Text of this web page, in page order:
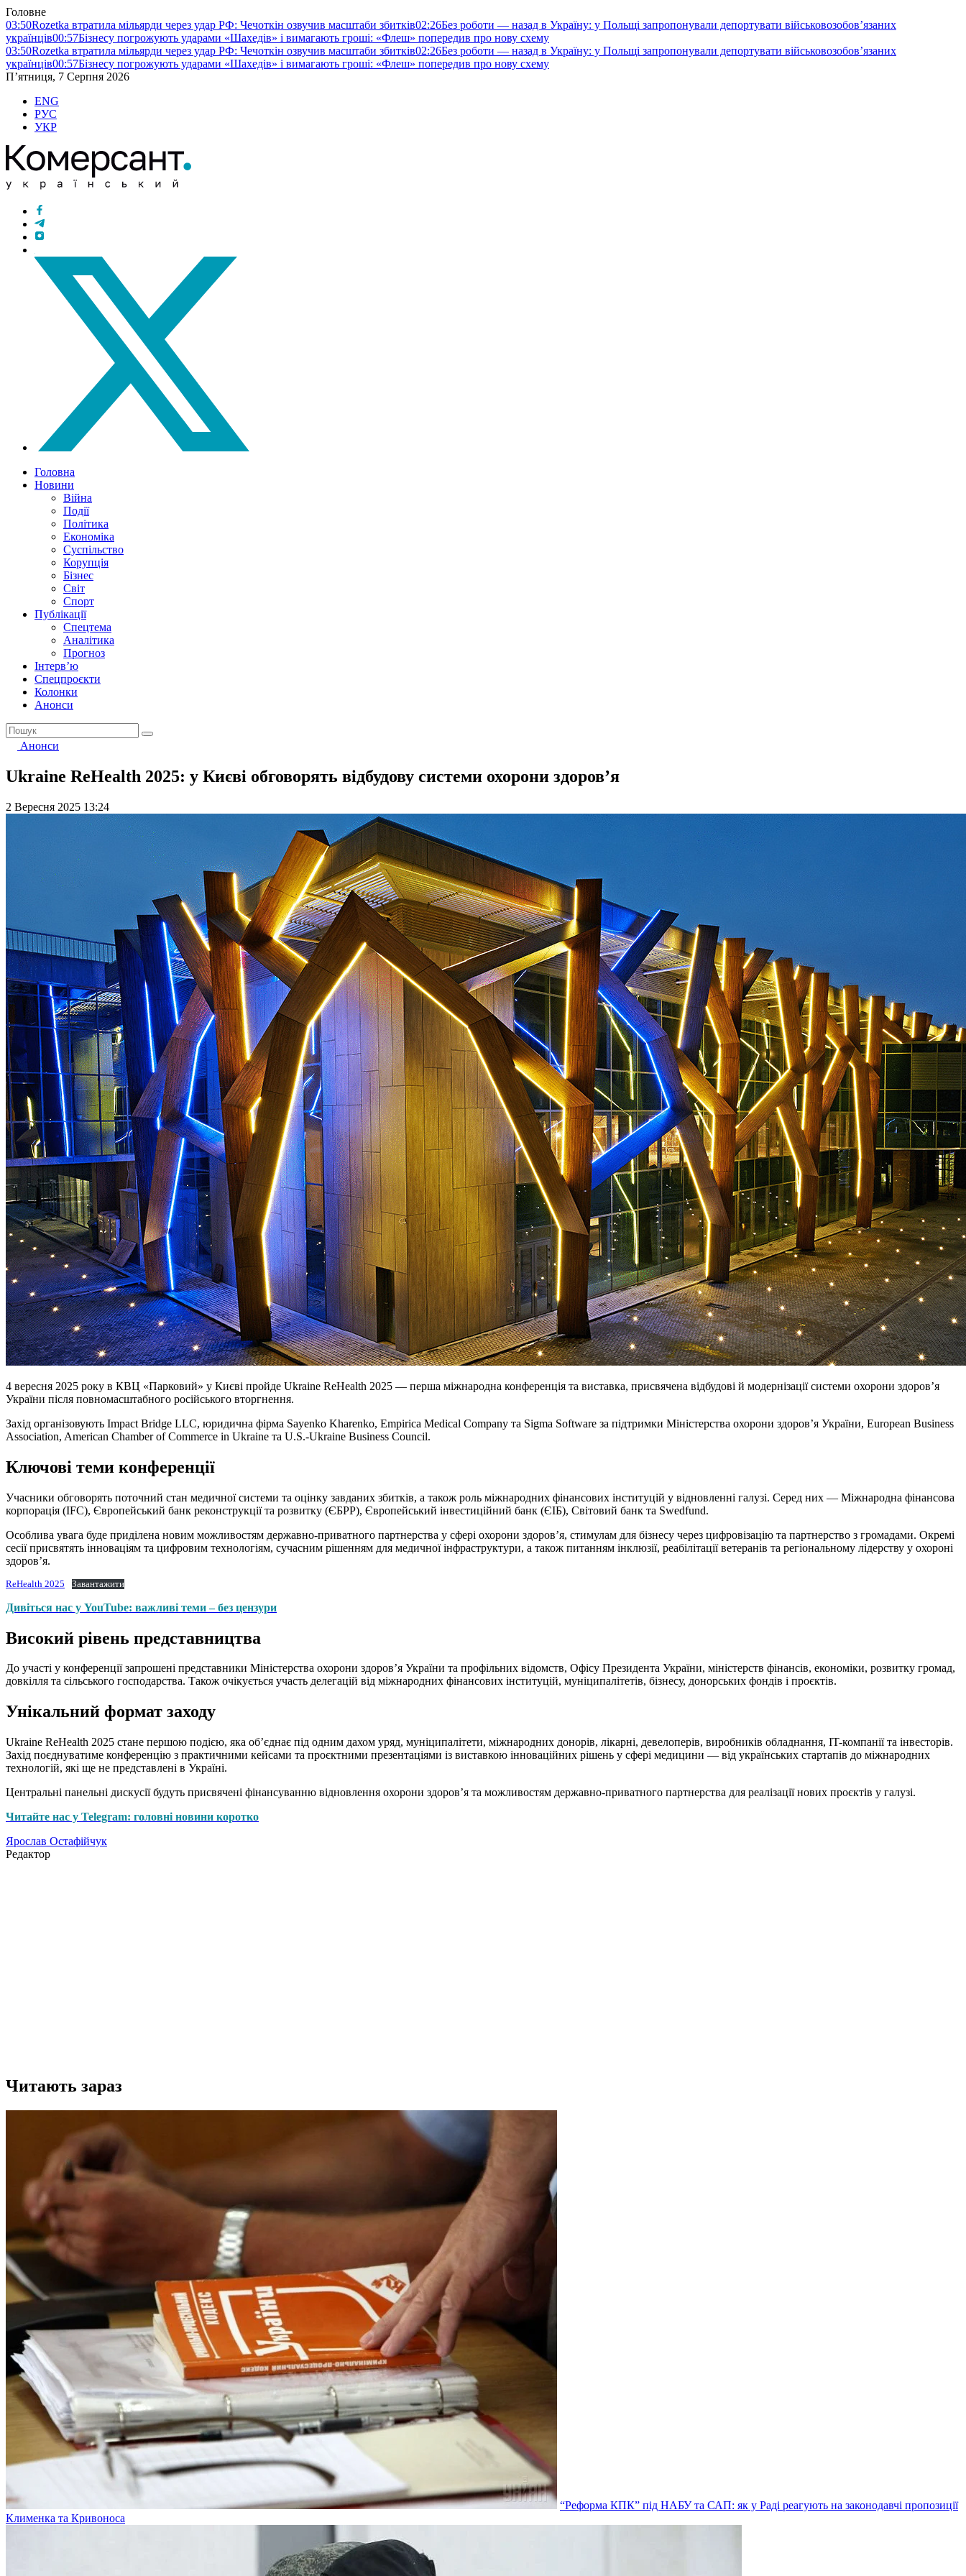
Головне
03:50Rozetka втратила мільярди через удар РФ: Чечоткін озвучив масштаби збитків02:26Без роботи — назад в Україну: у Польщі запропонували депортувати військовозобов’язаних
українців00:57Бізнесу погрожують ударами «Шахедів» і вимагають гроші: «Флеш» попередив про нову схему
03:50Rozetka втратила мільярди через удар РФ: Чечоткін озвучив масштаби збитків02:26Без роботи — назад в Україну: у Польщі запропонували депортувати військовозобов’язаних
українців00:57Бізнесу погрожують ударами «Шахедів» і вимагають гроші: «Флеш» попередив про нову схему
П’ятниця, 7 Серпня 2026
ENG
РУС
УКР
Головна
Новини
Війна
Події
Політика
Економіка
Суспільство
Корупція
Бізнес
Світ
Спорт
Публікації
Спецтема
Аналітика
Прогноз
Інтерв’ю
Спецпроєкти
Колонки
Анонси
Анонси
Ukraine ReHealth 2025: у Києві обговорять відбудову системи охорони здоров’я
2 Вересня 2025 13:24
4 вересня 2025 року в КВЦ «Парковий» у Києві пройде Ukraine ReHealth 2025 — перша міжнародна конференція та виставка, присвячена відбудові й модернізації системи охорони здоров’я
України після повномасштабного російського вторгнення.
Захід організовують Impact Bridge LLC, юридична фірма Sayenko Kharenko, Empirica Medical Company та Sigma Software за підтримки Міністерства охорони здоров’я України, European Business
Association, American Chamber of Commerce in Ukraine та U.S.-Ukraine Business Council.
Ключові теми конференції
Учасники обговорять поточний стан медичної системи та оцінку завданих збитків, а також роль міжнародних фінансових інституцій у відновленні галузі. Серед них — Міжнародна фінансова
корпорація (IFC), Європейський банк реконструкції та розвитку (ЄБРР), Європейський інвестиційний банк (ЄІБ), Світовий банк та Swedfund.
Особлива увага буде приділена новим можливостям державно-приватного партнерства у сфері охорони здоров’я, стимулам для бізнесу через цифровізацію та партнерство з громадами. Окремі
сесії присвятять інноваціям та цифровим технологіям, сучасним рішенням для медичної інфраструктури, а також питанням інклюзії, реабілітації ветеранів та регіональному лідерству у охороні
здоров’я.
ReHealth 2025 Завантажити
Дивіться нас у YouTube: важливі теми – без цензури
Високий рівень представництва
До участі у конференції запрошені представники Міністерства охорони здоров’я України та профільних відомств, Офісу Президента України, міністерств фінансів, економіки, розвитку громад,
довкілля та сільського господарства. Також очікується участь делегацій від міжнародних фінансових інституцій, муніципалітетів, бізнесу, донорських фондів і проєктів.
Унікальний формат заходу
Ukraine ReHealth 2025 стане першою подією, яка об’єднає під одним дахом уряд, муніципалітети, міжнародних донорів, лікарні, девелоперів, виробників обладнання, IT-компанії та інвесторів.
Захід поєднуватиме конференцію з практичними кейсами та проєктними презентаціями із виставкою інноваційних рішень у сфері медицини — від українських стартапів до міжнародних
технологій, які ще не представлені в Україні.
Центральні панельні дискусії будуть присвячені фінансуванню відновлення охорони здоров’я та можливостям державно-приватного партнерства для реалізації нових проєктів у галузі.
Читайте нас у Telegram: головні новини коротко
Ярослав Остафійчук
Редактор
Читають зараз
“Реформа КПК” під НАБУ та САП: як у Раді реагують на законодавчі пропозиції
Клименка та Кривоноса